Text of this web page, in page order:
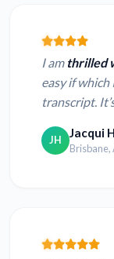
I am thrilled
easy if
transcript.
JH Jacqui
Brisbane,